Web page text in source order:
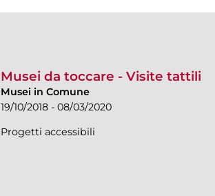
Musei da toccare - Visite tattili
Musei in Comune
19/10/2018 - 08/03/2020
Progetti accessibili